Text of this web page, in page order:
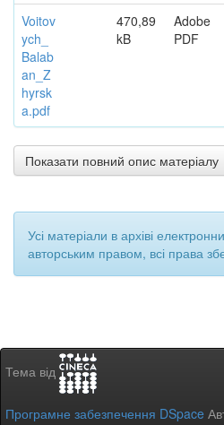
Voitov
ych_
Balab
an_Z
hyrsk
a.pdf
470,89
kB
Adobe
PDF
Показати повний опис матеріалу
Усі матеріали в архіві
авторським правом, всі права
Тема від
Програмне забезпечення DSpace